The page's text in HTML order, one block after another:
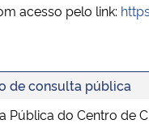
acesso pelo link:
de consulta pública
Pública do Centro de